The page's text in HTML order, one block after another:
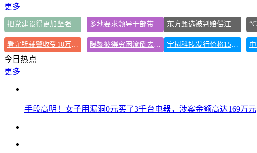
更多
把党建设得更加坚强有力 多地要求领导干部带头休假 东方甄选被判赔偿江小白30万元
看守所辅警收受10万获刑1年 曝黎彼得穷困潦倒去世 儿子露面回应 宇树科技发行价格150.80元/股
今日热点
更多
手段高明！女子用漏洞0元买了3千台电器，涉案金额高达169万元